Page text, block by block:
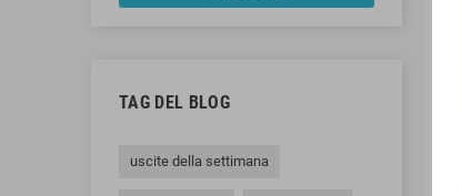
TAG DEL BLOG
uscite della settimana